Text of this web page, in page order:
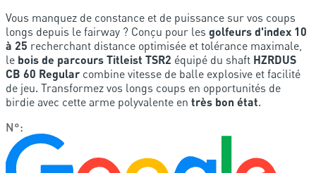
Vous manquez de constance et de puissance sur vos coups
longs depuis le fairway ? Conçu pour les golfeurs d'index 10
à 25 recherchant distance optimisée et tolérance maximale,
le bois de parcours Titleist TSR2 équipé du shaft HZRDUS
CB 60 Regular combine vitesse de balle explosive et facilité
de jeu. Transformez vos longs coups en opportunités de
birdie avec cette arme polyvalente en très bon état.
N°: